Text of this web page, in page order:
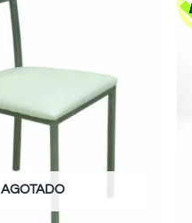
AGOTADO